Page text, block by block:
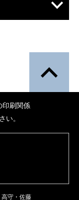
印刷関係
い。
守・佐藤